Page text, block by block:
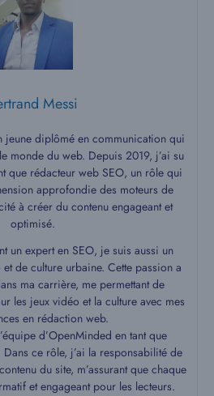
Messi
jeune diplômé en communication qui
monde du web. Depuis 2019, j’ai su
que rédacteur web SEO, un rôle qui
approfondie des moteurs de
à créer du contenu engageant et
optimisé.
un expert en SEO, je suis aussi un
de culture urbaine. Cette passion a
ma carrière, me permettant de
les jeux vidéo et la culture avec mes
en rédaction web.
d’OpenMinded en tant que
ce rôle, j’ai la responsabilité de
du site, m’assurant que chaque
et engageant pour les lecteurs.